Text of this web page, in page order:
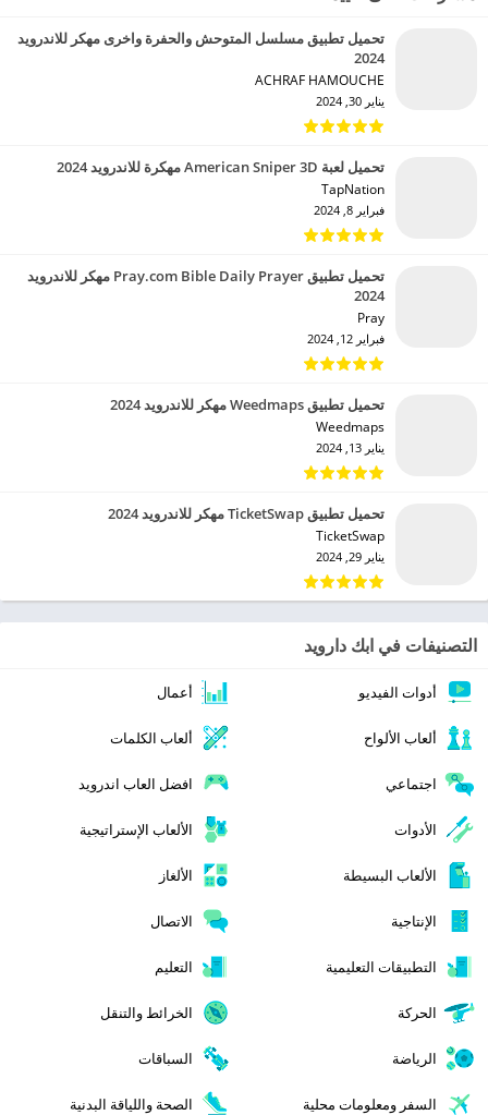
تحميل تطبيق مسلسل المتوحش والحفرة واخرى مهكر للاندرويد
2024
ACHRAF HAMOUCHE‏
يناير 30, 2024
تحميل لعبة American Sniper 3D مهكرة للاندرويد 2024
TapNation‏
فبراير 8, 2024
تحميل تطبيق Pray.com Bible Daily Prayer مهكر للاندرويد
2024
Pray‏
فبراير 12, 2024
تحميل تطبيق Weedmaps مهكر للاندرويد 2024
Weedmaps‏
يناير 13, 2024
تحميل تطبيق TicketSwap مهكر للاندرويد 2024
TicketSwap‏
يناير 29, 2024
التصنيفات في ابك دارويد
أدوات الفيديو أعمال
ألعاب الألواح ألعاب الكلمات
اجتماعي افضل العاب اندرويد
الأدوات الألعاب الإستراتيجية
الألعاب البسيطة الألغاز
الإنتاجية الاتصال
التطبيقات التعليمية التعليم
الحركة الخرائط والتنقل
الرياضة السباقات
السفر ومعلومات محلية الصحة واللياقة البدنية